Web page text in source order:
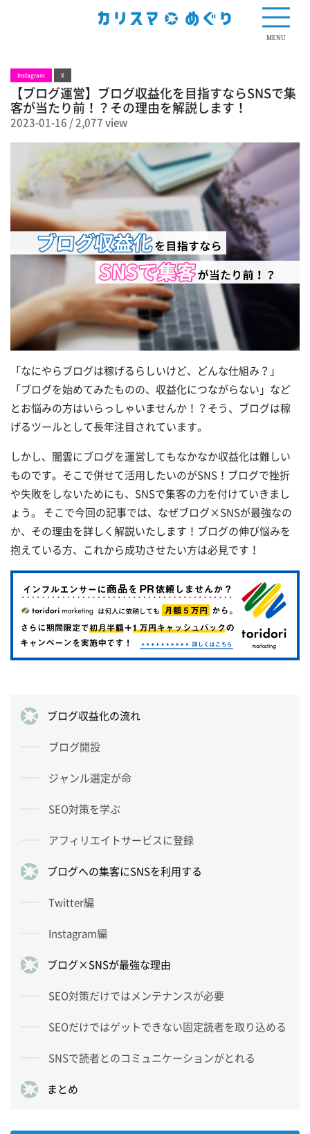
MENU
Instagram X
【ブログ運営】ブログ収益化を目指すならSNSで集
客が当たり前！？その理由を解説します！
2023-01-16 /2,077 view
「なにやらブログは稼げるらしいけど、どんな仕組み？」
「ブログを始めてみたものの、収益化につながらない」など
とお悩みの方はいらっしゃいませんか！？そう、ブログは稼
げるツールとして長年注目されています。
しかし、闇雲にブログを運営してもなかなか収益化は難しい
ものです。そこで併せて活用したいのがSNS！ブログで挫折
や失敗をしないためにも、SNSで集客の力を付けていきまし
ょう。 そこで今回の記事では、なぜブログ×SNSが最強なの
か、その理由を詳しく解説いたします！ブログの伸び悩みを
抱えている方、これから成功させたい方は必見です！
ブログ収益化の流れ
ブログ開設
ジャンル選定が命
SEO対策を学ぶ
アフィリエイトサービスに登録
ブログへの集客にSNSを利用する
Twitter編
Instagram編
ブログ×SNSが最強な理由
SEO対策だけではメンテナンスが必要
SEOだけではゲットできない固定読者を取り込める
SNSで読者とのコミュニケーションがとれる
まとめ